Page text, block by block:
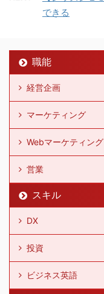
できる
職能
経営企画
マーケティング
Webマーケティング
営業
スキル
DX
投資
ビジネス英語